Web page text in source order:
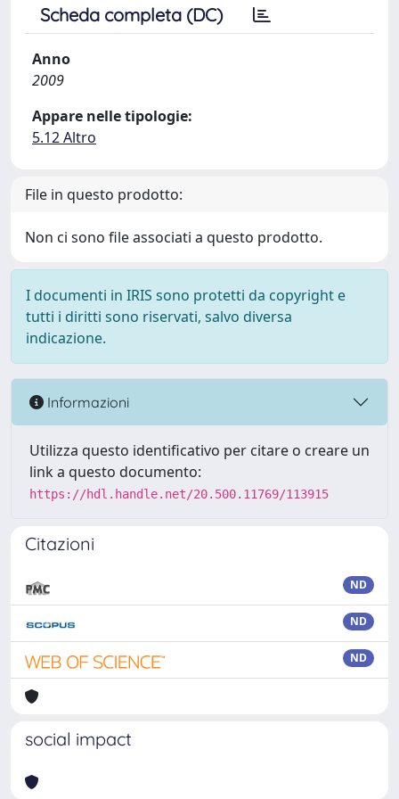
Scheda completa (DC)
Anno
2009
Appare nelle tipologie:
5.12 Altro
File in questo prodotto:
Non ci sono file associati a questo prodotto.
I documenti in IRIS sono protetti da copyright e
tutti i diritti sono riservati, salvo diversa
indicazione.
Informazioni
Utilizza questo identificativo per citare o creare un
link a questo documento:
https://hdl.handle.net/20.500.11769/113915
Citazioni
ND
ND
ND
social impact